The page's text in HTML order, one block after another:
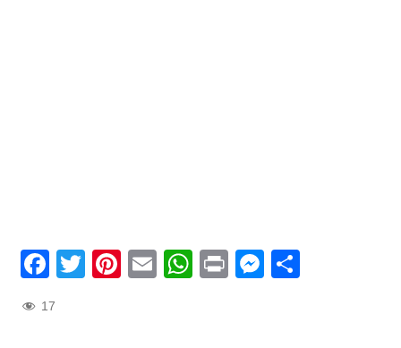
Facebook
TwitterPinterest
EmailWhatsApp
Print
17